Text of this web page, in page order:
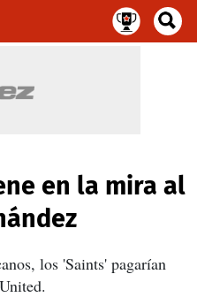
en la mira al
los 'Saints' pagarían